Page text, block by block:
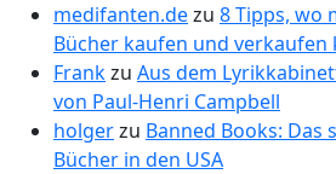
medifanten.dezu 8 Tipps, wo
Bücher kaufen und verkaufen
Frankzu Aus dem
von Paul-Henri Campbell
holgerzu Banned Books: Das
Bücher in den USA